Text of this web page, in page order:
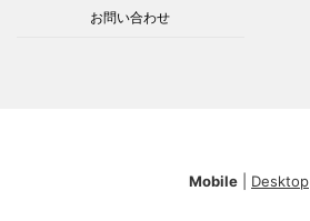
お問い合わせ
Mobile Desktop